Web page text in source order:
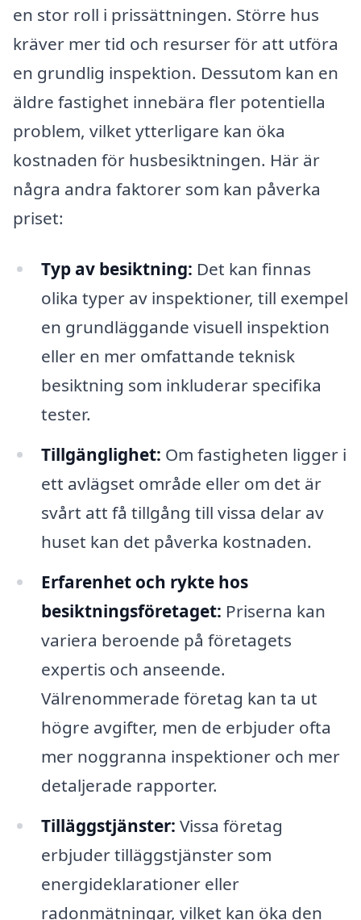
en stor roll i prissättningen. Större hus
kräver mer tid och resurser för att utföra
en grundlig inspektion. Dessutom kan en
äldre fastighet innebära fler potentiella
problem, vilket ytterligare kan öka
kostnaden för husbesiktningen. Här är
några andra faktorer som kan påverka
priset:
Typ av besiktning: Det kan finnas
olika typer av inspektioner, till exempel
en grundläggande visuell inspektion
eller en mer omfattande teknisk
besiktning som inkluderar specifika
tester.
Tillgänglighet: Om fastigheten ligger i
ett avlägset område eller om det är
svårt att få tillgång till vissa delar av
huset kan det påverka kostnaden.
Erfarenhet och rykte hos
besiktningsföretaget: Priserna kan
variera beroende på företagets
expertis och anseende.
Välrenommerade företag kan ta ut
högre avgifter, men de erbjuder ofta
mer noggranna inspektioner och mer
detaljerade rapporter.
Tilläggstjänster: Vissa företag
erbjuder tilläggstjänster som
energideklarationer eller
radonmätningar, vilket kan öka den